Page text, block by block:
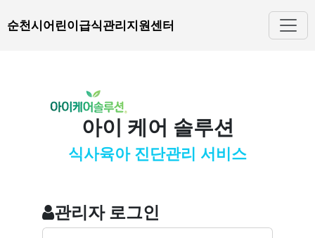
순천시어린이급식관리지원센터
아이 케어 솔루션
식사육아 진단관리 서비스
관리자 로그인